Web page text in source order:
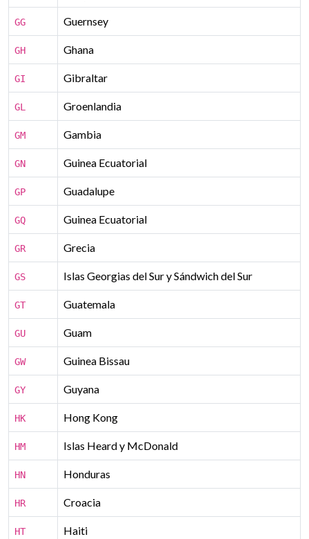
GG Guernsey
GH Ghana
GI Gibraltar
GL Groenlandia
GM Gambia
GN Guinea Ecuatorial
GP Guadalupe
GQ Guinea Ecuatorial
GR Grecia
GS Islas Georgias del Sur y Sándwich del Sur
GT Guatemala
GU Guam
GW Guinea Bissau
GY Guyana
HK Hong Kong
HM Islas Heard y McDonald
HN Honduras
HR Croacia
HT Haiti